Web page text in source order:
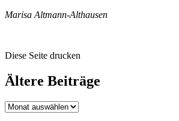
Marisa Altmann-Althausen
Diese Seite drucken
Ältere Beiträge